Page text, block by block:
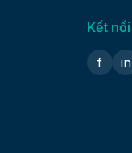
Kết nối
f in